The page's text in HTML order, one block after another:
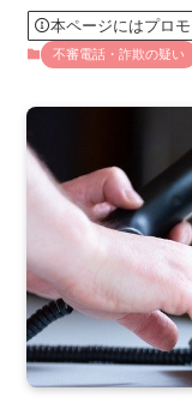
本ページにはプロ
不審電話・詐欺の疑い